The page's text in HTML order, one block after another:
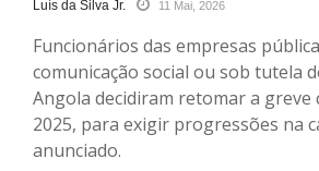
Luís da Silva Jr. 11 Mai, 2026
Funcionários das empresas
comunicação social ou sob tutela
Angola decidiram retomar a greve
2025, para exigir progressões na
anunciado.